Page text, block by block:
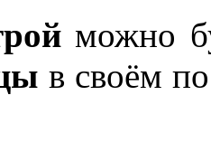
можно
в своём